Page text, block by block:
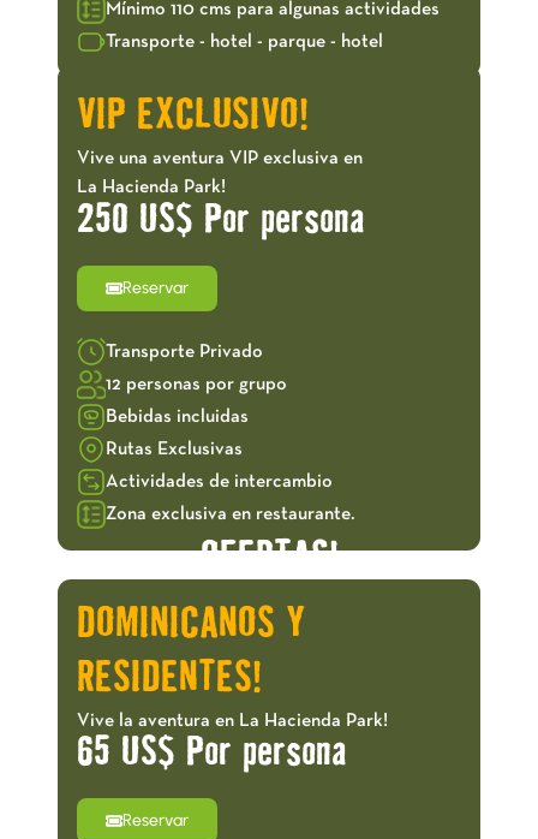
Mínimo 110 cms para algunas actividades
Transporte - hotel - parque - hotel
VIP EXCLUSIVO!
Vive una aventura VIP exclusiva en
La Hacienda Park!
250 US$ Por persona
Reservar
Transporte Privado
12 personas por grupo
Bebidas incluidas
Rutas Exclusivas
Actividades de intercambio
Zona exclusiva en restaurante.
OFERTAS!
DOMINICANOS Y
RESIDENTES!
Vive la aventura en La Hacienda Park!
65 US$ Por persona
Reservar